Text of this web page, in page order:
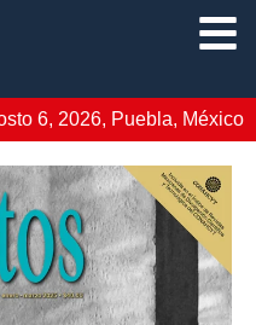
6, 2026, Puebla, México